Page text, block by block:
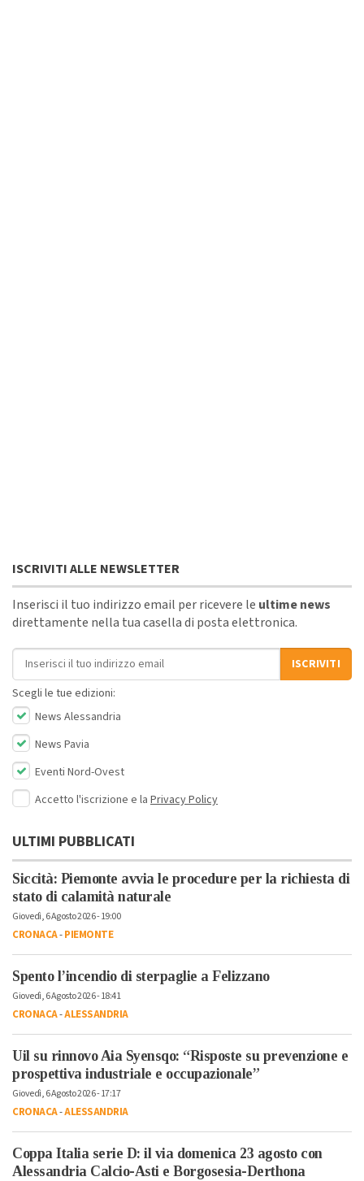
ISCRIVITI ALLE NEWSLETTER
Inserisci il tuo indirizzo email per ricevere le ultime news
direttamente nella tua casella di posta elettronica.
Indirizzo email
ISCRIVITI
Scegli le tue edizioni:
News Alessandria
News Pavia
Eventi Nord-Ovest
Accetto l'iscrizione e la Privacy Policy
ULTIMI PUBBLICATI
Siccità: Piemonte avvia le procedure per la richiesta di
stato di calamità naturale
Giovedì, 6 Agosto 2026 - 19:00
CRONACA-PIEMONTE
Spento l’incendio di sterpaglie a Felizzano
Giovedì, 6 Agosto 2026 - 18:41
CRONACA-ALESSANDRIA
Uil su rinnovo Aia Syensqo: “Risposte su prevenzione e
prospettiva industriale e occupazionale”
Giovedì, 6 Agosto 2026 - 17:17
CRONACA-ALESSANDRIA
Coppa Italia serie D: il via domenica 23 agosto con
Alessandria Calcio-Asti e Borgosesia-Derthona